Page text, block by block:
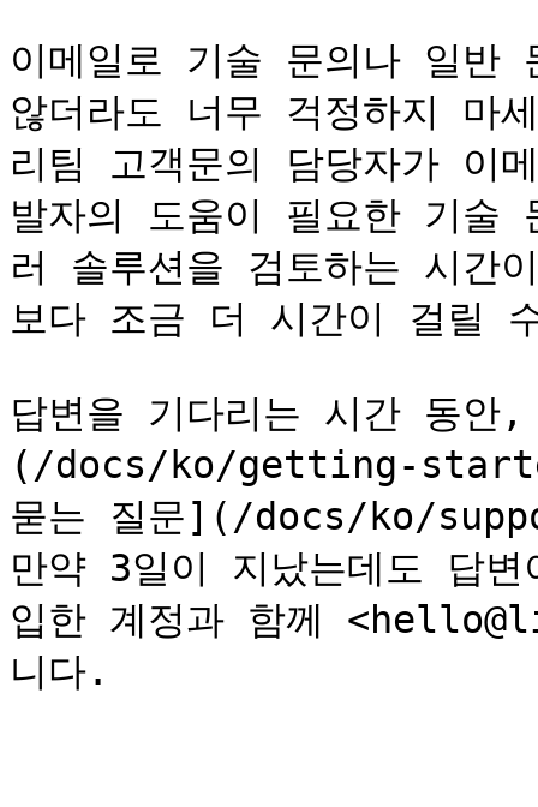
이메일로 기술 문의나 일
않더라도 너무 걱정하지
리팀 고객문의 담당자가 이
발자의 도움이 필요한 기
러 솔루션을 검토하는 시간
보다 조금 더 시간이 걸릴
답변을 기다리는 시간 동안
(/docs/ko/getting-
묻는 질문](/docs/ko/
만약 3일이 지났는데도 답
입한 계정과 함께
니다.